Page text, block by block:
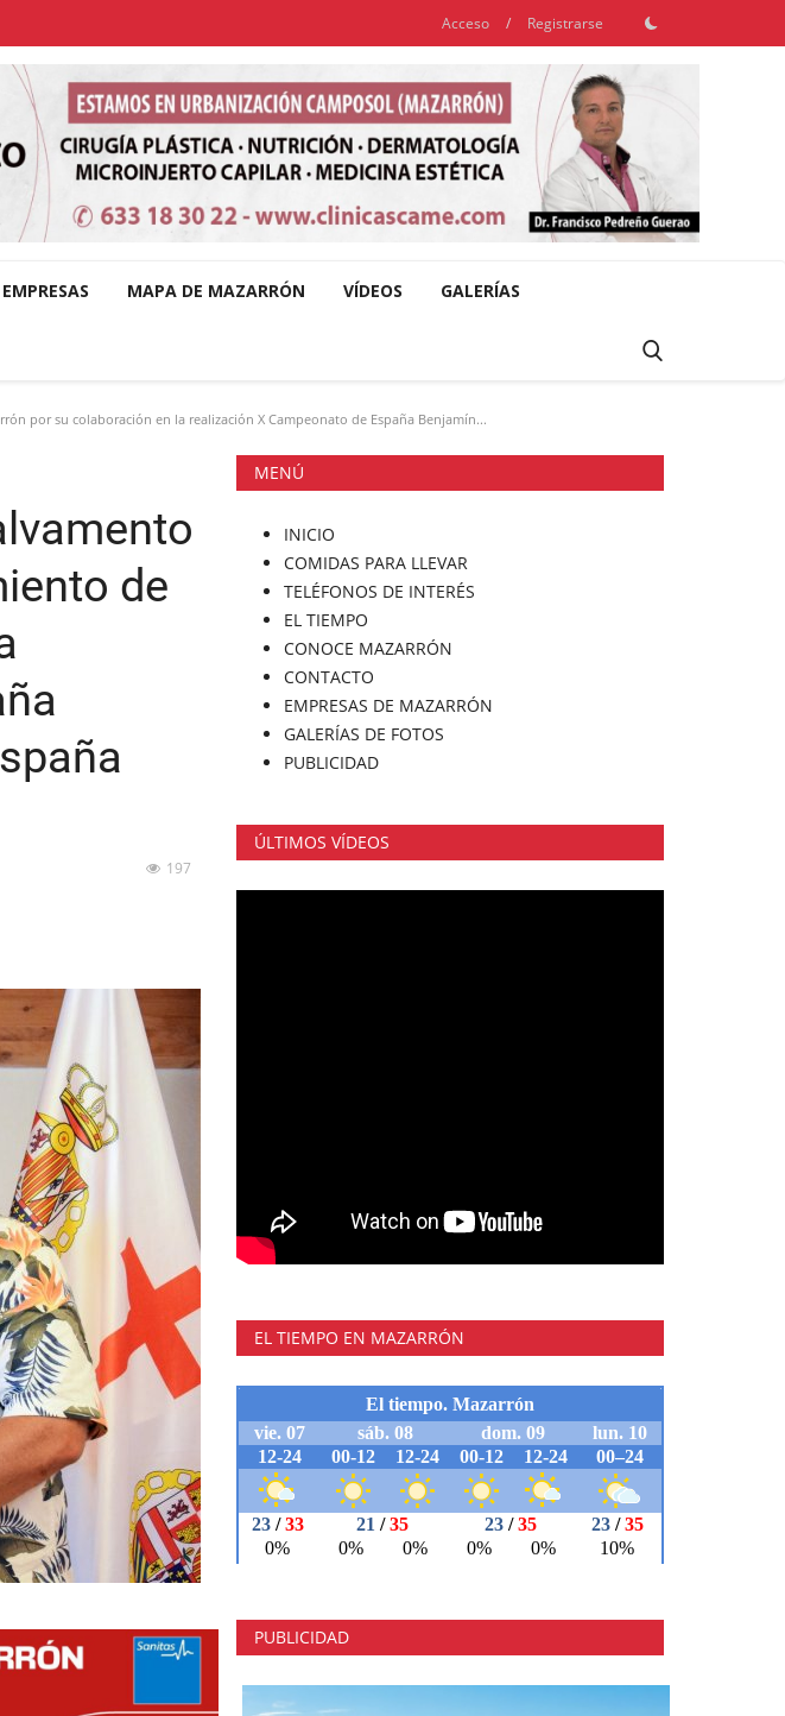
Acceso / Registrarse
EMPRESAS MAPA DE MAZARRÓN VÍDEOS GALERÍAS
por su colaboración en la realización X Campeonato de España Benjamín...
de
197
MENÚ
INICIO
COMIDAS PARA LLEVAR
TELÉFONOS DE INTERÉS
EL TIEMPO
CONOCE MAZARRÓN
CONTACTO
EMPRESAS DE MAZARRÓN
GALERÍAS DE FOTOS
PUBLICIDAD
ÚLTIMOS VÍDEOS
EL TIEMPO EN MAZARRÓN
PUBLICIDAD